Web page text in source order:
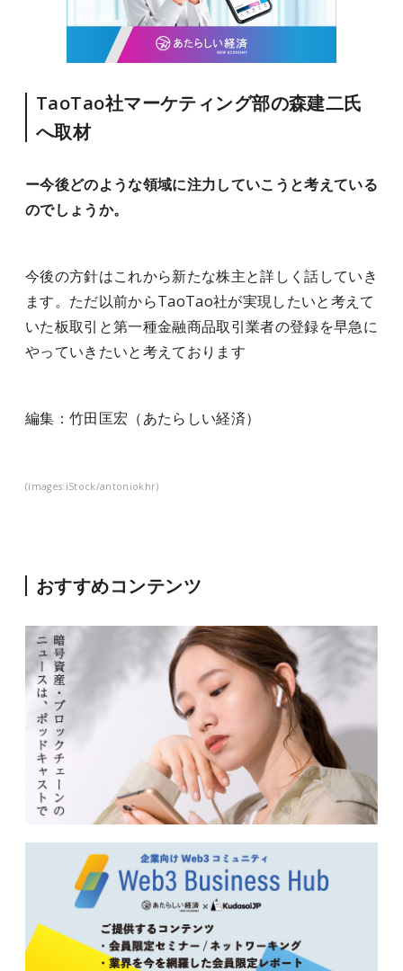
TaoTao社マーケティング部の森建二氏
へ取材
ー今後どのような領域に注力していこうと考えている
のでしょうか。
今後の方針はこれから新たな株主と詳しく話していき
ます。ただ以前からTaoTao社が実現したいと考えて
いた板取引と第一種金融商品取引業者の登録を早急に
やっていきたいと考えております
編集：竹田匡宏（あたらしい経済）
(images:iStock/antoniokhr)
おすすめコンテンツ